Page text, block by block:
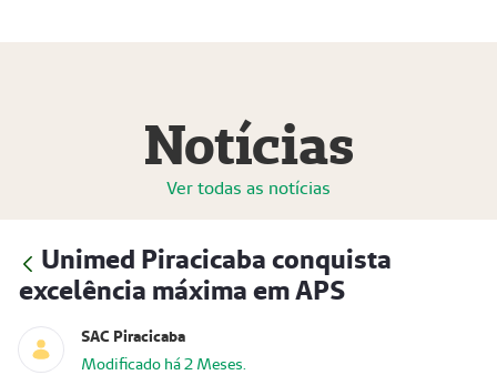
Notícias
Ver todas as notícias
Unimed Piracicaba conquista
excelência máxima em APS
SAC Piracicaba
Modificado há 2 Meses.